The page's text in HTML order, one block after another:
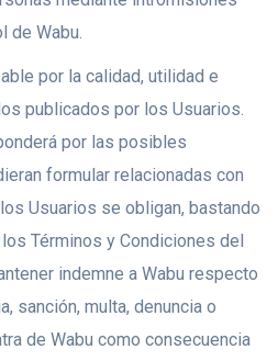
de Wabu.
por la calidad, utilidad e
publicados por los Usuarios.
por las posibles
formular relacionadas con
Usuarios se obligan, bastando
Términos y Condiciones del
indemne a Wabu respecto
sanción, multa, denuncia o
de Wabu como consecuencia